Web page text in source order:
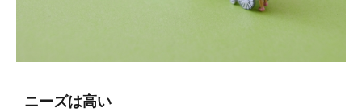
ニーズは高い